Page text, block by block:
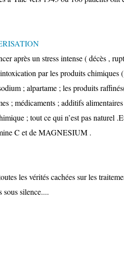
après un stress intense ( décès ,
par les produits chimiques
; alpartame ; les produits
; médicaments ; additifs
; tout ce qui n’est pas naturel
C et de MAGNESIUM .
les vérités cachées sur les
sous silence....